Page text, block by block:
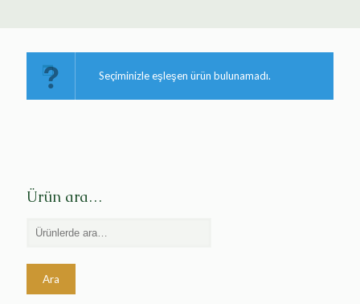
Seçiminizle eşleşen ürün bulunamadı.
Ürün ara…
Ara